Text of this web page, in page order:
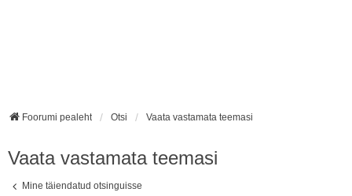
Foorumi pealeht Otsi Vaata vastamata teemasi
Vaata vastamata teemasi
Mine täiendatud otsinguisse